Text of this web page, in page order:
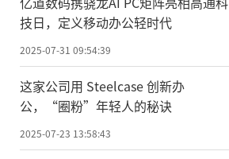
技日，定义移动办公轻时代
2025-07-31 09:54:39
这家公司用 Steelcase 创新办
公，“圈粉”年轻人的秘诀
2025-07-23 13:58:43